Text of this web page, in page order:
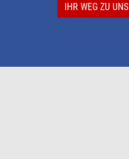
IHR WEG ZU UNS